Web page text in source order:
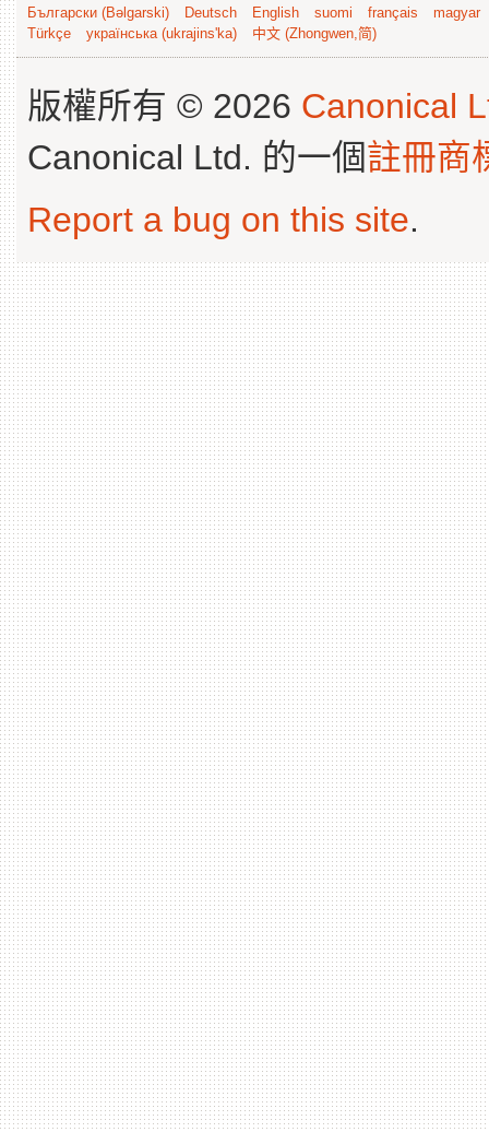
Български (Bəlgarski) Deutsch English suomi français
magyar
Türkçe
українська (ukrajins'ka) 中文 (Zhongwen,简)
版權所有 © 2026 Canonical
Canonical Ltd. 的一個註冊商
Report a bug on this site.